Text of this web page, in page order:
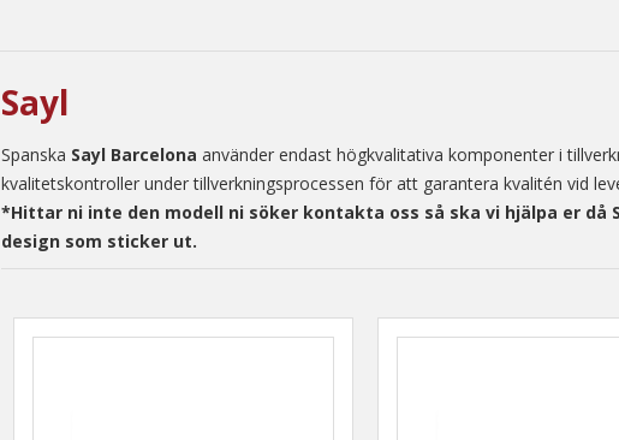
Sayl
Spanska Sayl Barcelona använder endast högkvalitativa komponenter i
kvalitetskontroller under tillverkningsprocessen för att garantera kvalitén vid
*Hittar ni inte den modell ni söker kontakta oss så ska vi hjälpa er
design som sticker ut.